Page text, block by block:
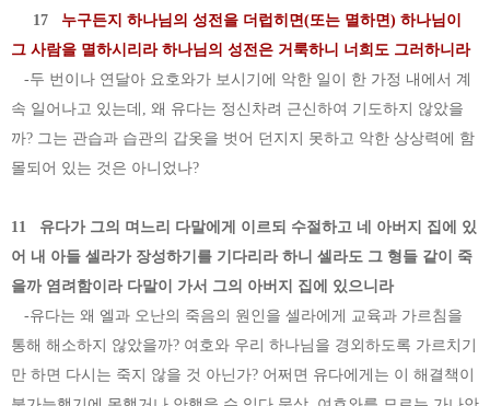
17 누구든지 하나님의 성전을 더럽히면(또는 멸하면) 하나님이
그 사람을 멸하시리라 하나님의 성전은 거룩하니 너희도 그러하니라
-두 번이나 연달아 요호와가 보시기에 악한 일이 한 가정 내에서 계
속 일어나고 있는데, 왜 유다는 정신차려 근신하여 기도하지 않았을
까? 그는 관습과 습관의 갑옷을 벗어 던지지 못하고 악한 상상력에 함
몰되어 있는 것은 아니었나?
11 유다가 그의 며느리 다말에게 이르되 수절하고 네 아버지 집에 있
어 내 아들 셀라가 장성하기를 기다리라 하니 셀라도 그 형들 같이 죽
을까 염려함이라 다말이 가서 그의 아버지 집에 있으니라
-유다는 왜 엘과 오난의 죽음의 원인을 셀라에게 교육과 가르침을
통해 해소하지 않았을까? 여호와 우리 하나님을 경외하도록 가르치기
만 하면 다시는 죽지 않을 것 아닌가? 어쩌면 유다에게는 이 해결책이